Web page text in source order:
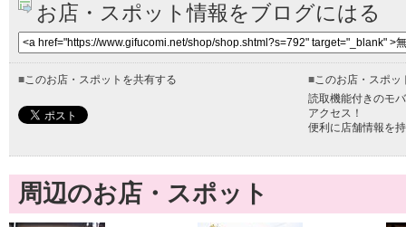
お店・スポット情報をブログにはる
■このお店・スポットを共有する ■このお店・スポッ
読取機能付きのモ
アクセス！
便利に店舗情報を
周辺のお店・スポット